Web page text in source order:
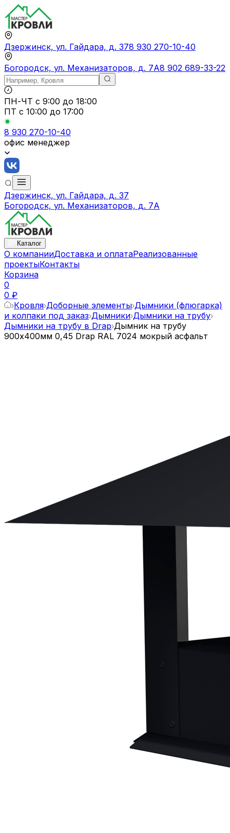
Дзержинск, ул. Гайдара, д. 378 930 270-10-40
Богородск, ул. Механизаторов, д. 7А8 902 689-33-22
ПН-ЧТ с 9:00 до 18:00
ПТ с 10:00 до 17:00
8 930 270-10-40
офис менеджер
Дзержинск, ул. Гайдара, д. 37
Богородск, ул. Механизаторов, д. 7А
Каталог
О компанииДоставка и оплатаРеализованные
проектыКонтакты
Корзина
0
0 ₽
Кровля Доборные элементы Дымники (флюгарка)
и колпаки под заказ Дымники Дымники на трубу
Дымники на трубу в Drap Дымник на трубу
900х400мм 0,45 Drap RAL 7024 мокрый асфальт